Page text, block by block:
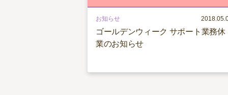
お知らせ
ゴールデンウィーク サポート業務休
業のお知らせ